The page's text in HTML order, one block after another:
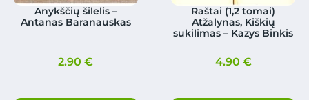
Anykščių šilelis –
Antanas Baranauskas
2.90€
Raštai (1,2 tomai)
Atžalynas, Kiškių
sukilimas – Kazys Binkis
4.90 €